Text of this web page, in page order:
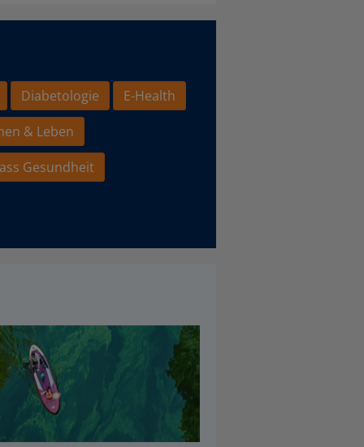
Diabetologie
E-Health
& Leben
Gesundheit